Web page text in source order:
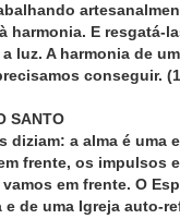
harmonia. E resgatá-
luz. A harmonia de
conseguir.
SANTO
diziam: a alma é uma
frente, os impulsos
em frente. O
de uma Igreja auto-